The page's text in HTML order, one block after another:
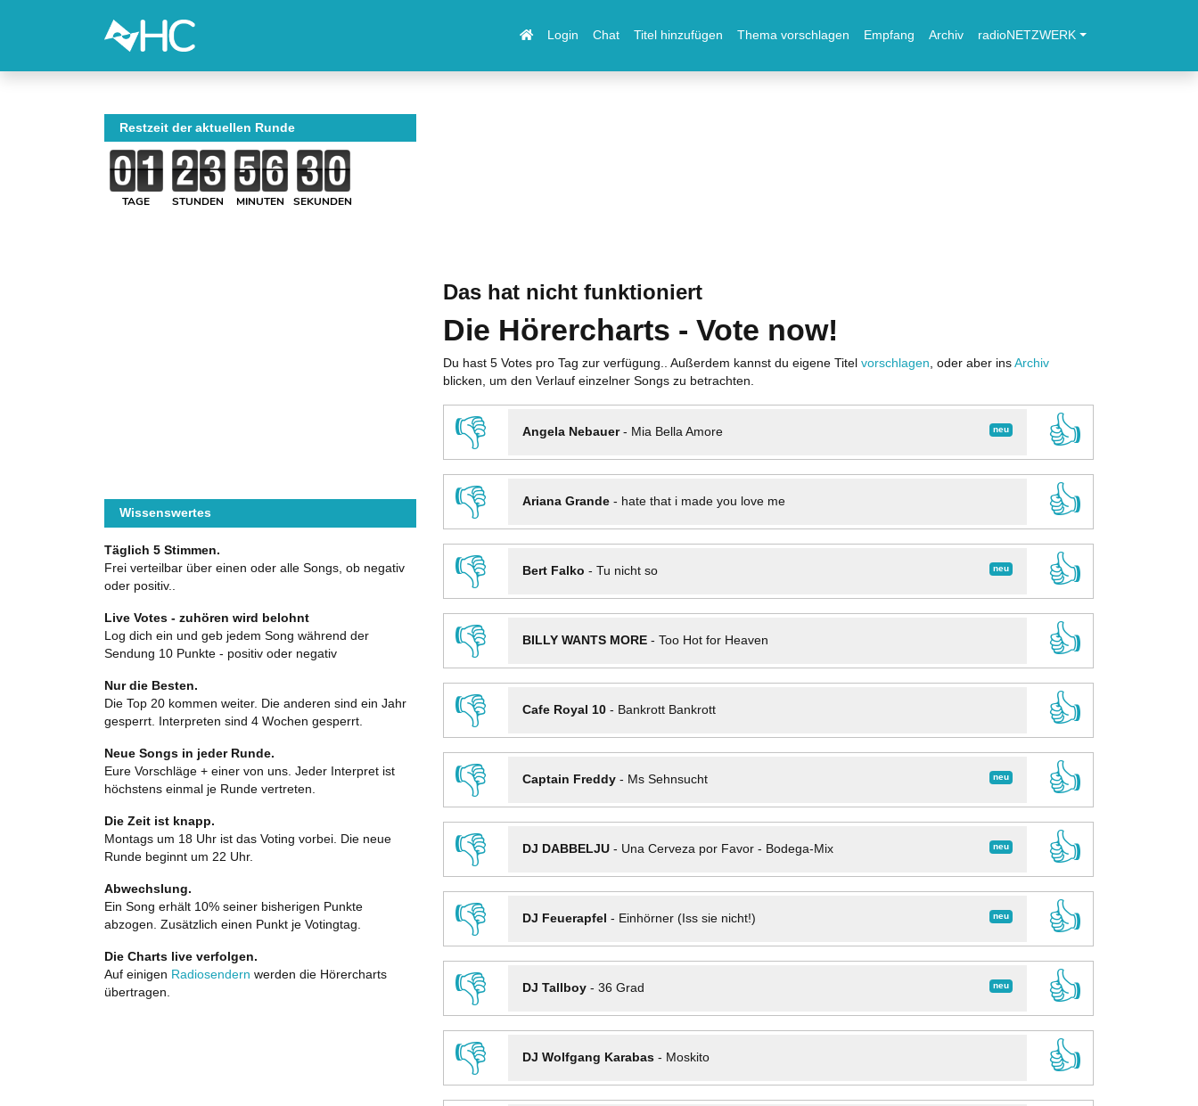
Login Chat Titel hinzufügen Thema vorschlagen Empfang Archiv radioNETZWERK
Das hat nicht funktioniert
Die Hörercharts - Vote now!
Du hast 5 Votes pro Tag zur verfügung.. Außerdem kannst du eigene Titel vorschlagen , oder aber ins Archiv
blicken, um den Verlauf einzelner Songs zu betrachten.
👎 neu
Angela Nebauer- Mia Bella Amore
👍
👎
Ariana Grande- hate that i made you love me
👍
👎
neu
Bert Falko - Tu nicht so
👍
👎
BILLY WANTS MORE- Too Hot for Heaven
👍
👎
Cafe Royal 10- Bankrott Bankrott
👍
👎
neu
Captain Freddy- Ms Sehnsucht
👍
👎
neu
DJ DABBELJU- Una Cerveza por Favor - Bodega-Mix
👍
👎
neu
DJ Feuerapfel - Einhörner (Iss sie nicht!)
👍
👎
neu
DJ Tallboy- 36 Grad
👍
👎
DJ Wolfgang Karabas- Moskito
👍
Restzeit der aktuellen Runde
TAGE STUNDEN MINUTEN SEKUNDEN
Wissenswertes
Täglich 5 Stimmen.
Frei verteilbar über einen oder alle Songs, ob negativ
oder positiv..
Live Votes - zuhören wird belohnt
Log dich ein und geb jedem Song während der
Sendung 10 Punkte - positiv oder negativ
Nur die Besten.
Die Top 20 kommen weiter. Die anderen sind ein Jahr
gesperrt. Interpreten sind 4 Wochen gesperrt.
Neue Songs in jeder Runde.
Eure Vorschläge + einer von uns. Jeder Interpret ist
höchstens einmal je Runde vertreten.
Die Zeit ist knapp.
Montags um 18 Uhr ist das Voting vorbei. Die neue
Runde beginnt um 22 Uhr.
Abwechslung.
Ein Song erhält 10% seiner bisherigen Punkte
abzogen. Zusätzlich einen Punkt je Votingtag.
Die Charts live verfolgen.
Auf einigen Radiosendern werden die Hörercharts
übertragen.